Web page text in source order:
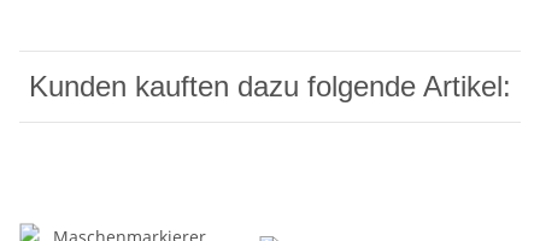
Kunden kauften dazu folgende Artikel: